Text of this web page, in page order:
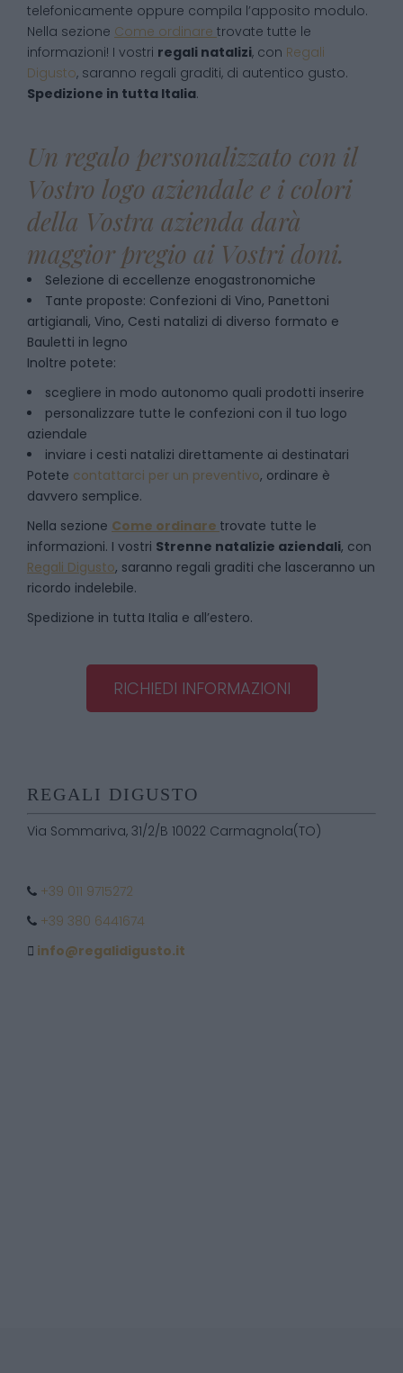
telefonicamente oppure compila l’apposito modulo.
Nella sezione Come ordinare trovate tutte le
informazioni! I vostri regali natalizi, con Regali
Digusto, saranno regali graditi, di autentico gusto.
Spedizione in tutta Italia.
Un regalo personalizzato con il
Vostro logo aziendale e i colori
della Vostra azienda darà
maggior pregio ai Vostri doni.
Selezione di eccellenze enogastronomiche
Tante proposte: Confezioni di Vino, Panettoni
artigianali, Vino, Cesti natalizi di diverso formato e
Bauletti in legno
Inoltre potete:
scegliere in modo autonomo quali prodotti inserire
personalizzare tutte le confezioni con il tuo logo
aziendale
inviare i cesti natalizi direttamente ai destinatari
Potete contattarci per un preventivo, ordinare è
davvero semplice.
Nella sezione Come ordinare trovate tutte le
informazioni. I vostri Strenne natalizie aziendali, con
Regali Digusto, saranno regali graditi che lasceranno un
ricordo indelebile.
Spedizione in tutta Italia e all’estero.
RICHIEDI INFORMAZIONI
REGALI DIGUSTO
Via Sommariva, 31/2/B 10022 Carmagnola(TO)
+39 011 9715272
+39 380 6441674
info@regalidigusto.it